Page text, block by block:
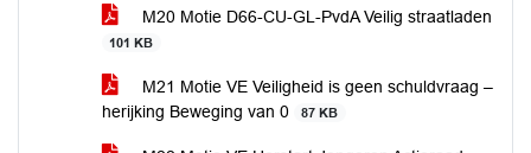
M20 Motie D66-CU-GL-PvdA Veilig straatladen
101 KB
M21 Motie VE Veiligheid is geen schuldvraag –
herijking Beweging van 0
87 KB